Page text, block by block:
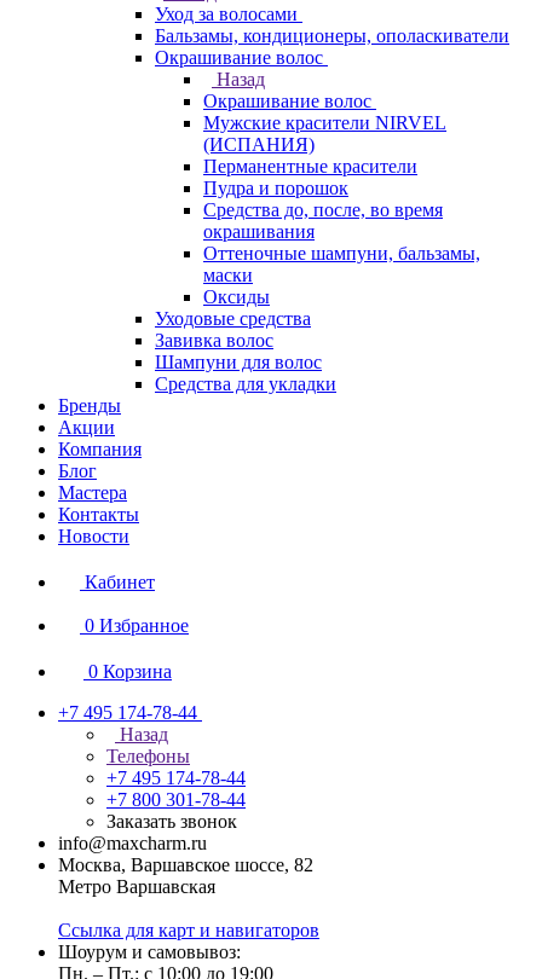
Уход за волосами
Бальзамы, кондиционеры, ополаскиватели
Окрашивание волос
Назад
Окрашивание волос
Мужские красители NIRVEL
(ИСПАНИЯ)
Перманентные красители
Пудра и порошок
Средства до, после, во время
окрашивания
Оттеночные шампуни, бальзамы,
маски
Оксиды
Уходовые средства
Завивка волос
Шампуни для волос
Средства для укладки
Бренды
Акции
Компания
Блог
Мастера
Контакты
Новости
Кабинет
0 Избранное
0 Корзина
+7 495 174-78-44
Назад
Телефоны
+7 495 174-78-44
+7 800 301-78-44
Заказать звонок
info@maxcharm.ru
Москва, Варшавское шоссе, 82
Метро Варшавская
Ссылка для карт и навигаторов
Шоурум и самовывоз:
Пн. – Пт.: с 10:00 до 19:00